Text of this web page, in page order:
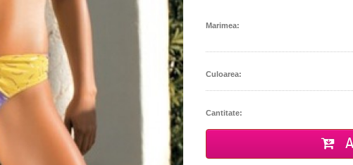
Marimea:
Culoarea:
Cantitate: